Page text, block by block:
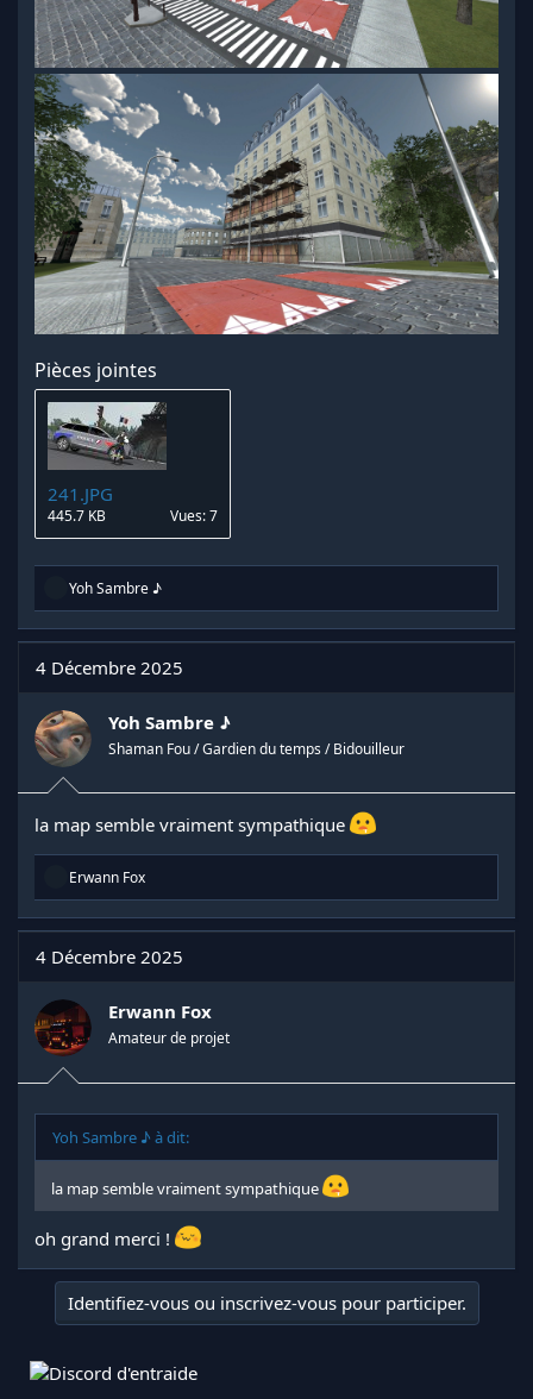
Pièces jointes
241.JPG
445.7 KB Vues: 7
R
a
c
t
i
n
s
:
Yoh Sambre ♪
4 Décembre 2025
Yoh Sambre ♪
Shaman Fou / Gardien du temps / Bidouilleur
la map semble vraiment sympathique
R
a
c
t
i
n
s
:
Erwann Fox
4 Décembre 2025
Erwann Fox
Amateur de projet
Yoh Sambre ♪ à dit:
la map semble vraiment sympathique
oh grand merci !
Identifiez-vous ou inscrivez-vous pour participer.